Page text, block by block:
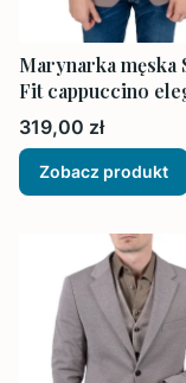
Marynarka męska
Fit cappuccino
Cena
319,00 zł
Zobacz produkt